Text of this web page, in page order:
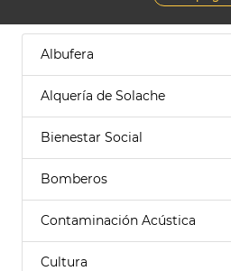
Albufera
Alquería de Solache
Bienestar Social
Bomberos
Contaminación Acústica
Cultura